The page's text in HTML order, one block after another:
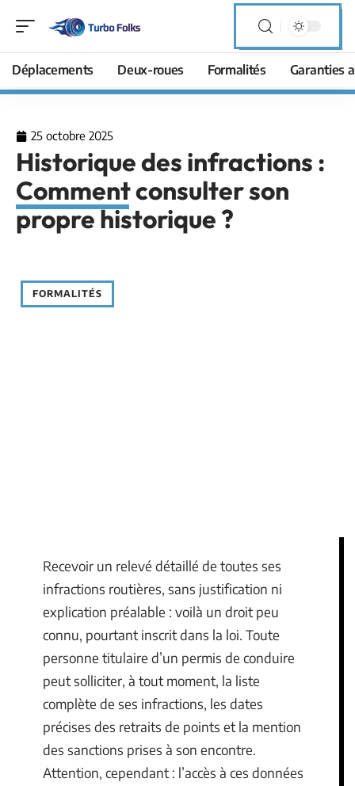
Déplacements Deux-roues Formalités Garanties
25 octobre 2025
Historique des infractions :
Comment consulter son
propre historique ?
FORMALITÉS
Recevoir un relevé détaillé de toutes ses
infractions routières, sans justification ni
explication préalable : voilà un droit peu
connu, pourtant inscrit dans la loi. Toute
personne titulaire d’un permis de conduire
peut solliciter, à tout moment, la liste
complète de ses infractions, les dates
précises des retraits de points et la mention
des sanctions prises à son encontre.
Attention, cependant : l’accès à ces données